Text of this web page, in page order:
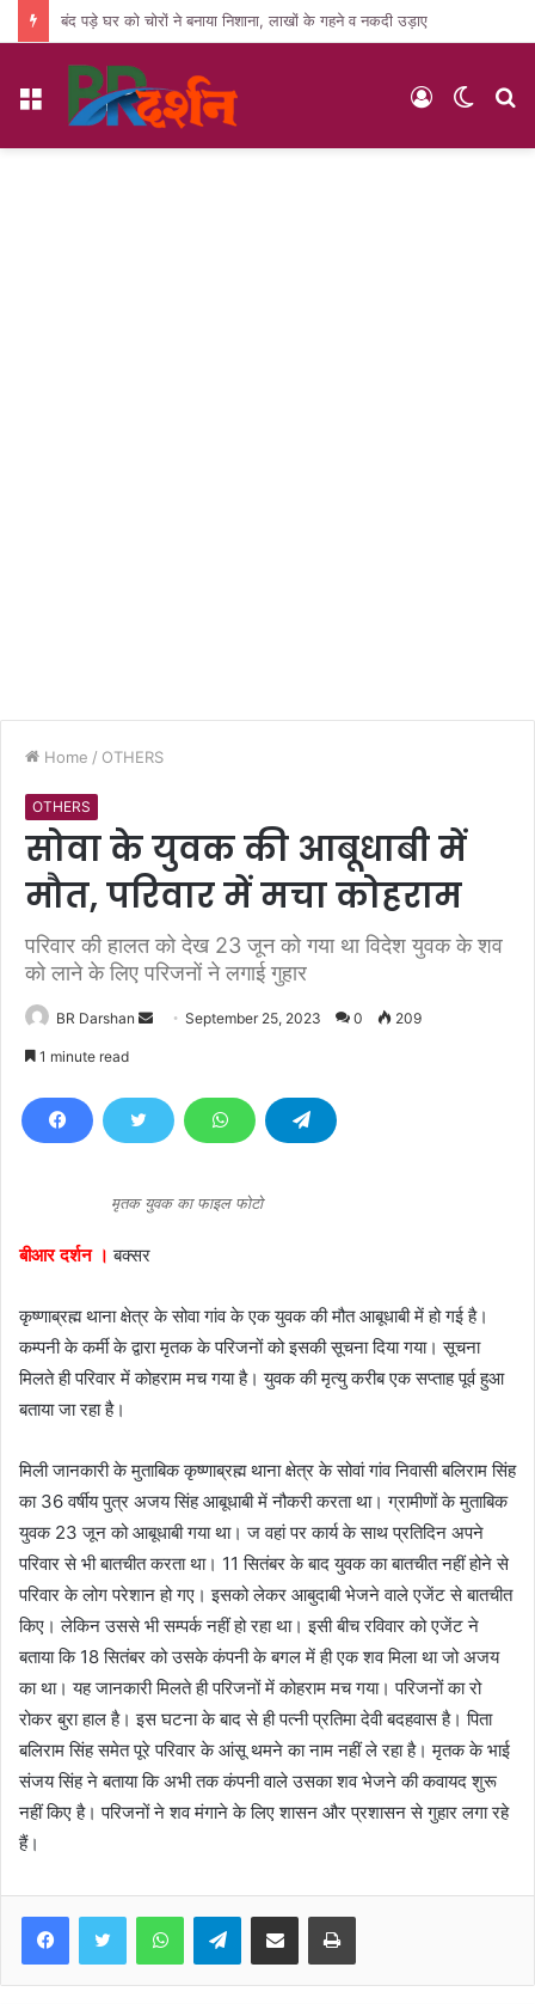
बंद पड़े घर को चोरों ने बनाया निशाना, लाखों के गहने व नकदी उड़ाए
Menu
Switch
Log
Home / OTHERS
OTHERS
सोवा के युवक की आबूधाबी में
मौत, परिवार में मचा कोहराम
परिवार की हालत को देख 23 जून को गया था विदेश युवक के शव
को लाने के लिए परिजनों ने लगाई गुहार
BR Darshan
d
l
September 25, 2023 0 209
1 minute read
मृतक युवक का फाइल फोटो
बीआर दर्शन । बक्सर
कृष्णाब्रह्म थाना क्षेत्र के सोवा गांव के एक युवक की मौत आबूधाबी में हो गई है।
कम्पनी के कर्मी के द्वारा मृतक के परिजनों को इसकी सूचना दिया गया। सूचना
मिलते ही परिवार में कोहराम मच गया है। युवक की मृत्यु करीब एक सप्ताह पूर्व हुआ
बताया जा रहा है।
मिली जानकारी के मुताबिक कृष्णाब्रह्म थाना क्षेत्र के सोवां गांव निवासी बलिराम सिंह
का 36 वर्षीय पुत्र अजय सिंह आबूधाबी में नौकरी करता था। ग्रामीणों के मुताबिक
युवक 23 जून को आबूधाबी गया था। ज वहां पर कार्य के साथ प्रतिदिन अपने
परिवार से भी बातचीत करता था। 11 सितंबर के बाद युवक का बातचीत नहीं होने से
परिवार के लोग परेशान हो गए। इसको लेकर आबुदाबी भेजने वाले एजेंट से बातचीत
किए। लेकिन उससे भी सम्पर्क नहीं हो रहा था। इसी बीच रविवार को एजेंट ने
बताया कि 18 सितंबर को उसके कंपनी के बगल में ही एक शव मिला था जो अजय
का था। यह जानकारी मिलते ही परिजनों में कोहराम मच गया। परिजनों का रो
रोकर बुरा हाल है। इस घटना के बाद से ही पत्नी प्रतिमा देवी बदहवास है। पिता
बलिराम सिंह समेत पूरे परिवार के आंसू थमने का नाम नहीं ले रहा है। मृतक के भाई
संजय सिंह ने बताया कि अभी तक कंपनी वाले उसका शव भेजने की कवायद शुरू
नहीं किए है। परिजनों ने शव मंगाने के लिए शासन और प्रशासन से गुहार लगा रहे
हैं।
Telegram